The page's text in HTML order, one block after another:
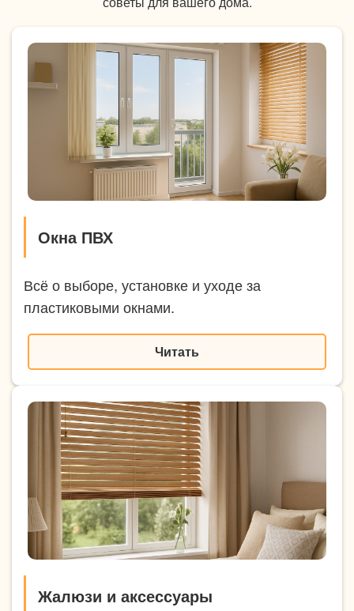
Окна ПВХ
Всё о выборе, установке и уходе за
пластиковыми окнами.
Читать
Жалюзи и аксессуары